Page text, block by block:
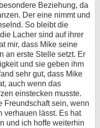
Beziehung, da
Der eine nimmt und
So bleibt die
Lacher sind auf ihrer
mir, dass Mike seine
an erste Stelle setzt. Er
und sie geben ihm
sehr gut, dass Mike
auch wenn das
einstecken musste.
Freundschaft sein, wenn
verhauen lässt. Es hat
und ich hoffe weiterhin